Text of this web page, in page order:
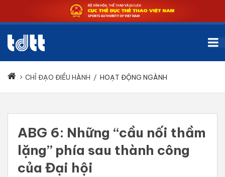
CHỈ ĐẠO ĐIỀU HÀNH / HOẠT ĐỘNG NGÀNH
ABG 6: Những “cầu nối thầm
lặng” phía sau thành công
của Đại hội